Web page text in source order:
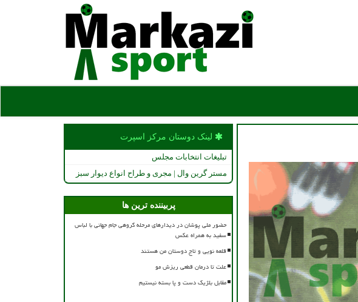
لینک دوستان مركز اسپرت
تبلیغات انتخابات مجلس
مستر گرین وال | مجری و طراح انواع دیوار سبز
پربیننده ترین ها
حضور ملی پوشان در دیدارهای مرحله گروهی جام جهانی با لباس
سفید به همراه عکس
قلعه نویی و تاج دوستان من هستند
علت تا درمان قطعی ریزش مو
مقابل بلژیک دست و پا بسته نیستیم